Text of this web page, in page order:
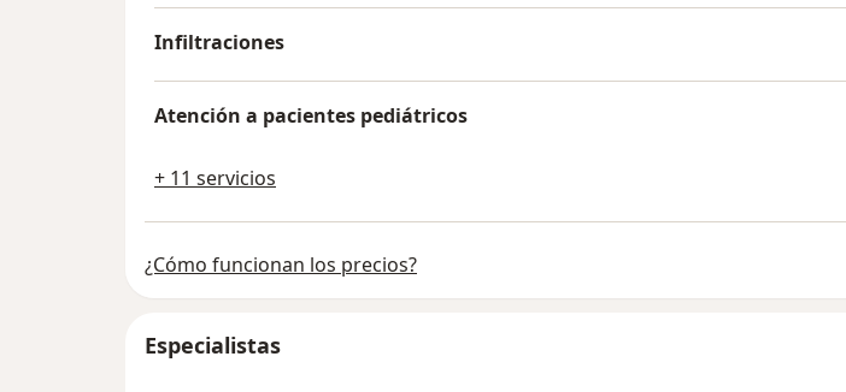
Infiltraciones
Atención a pacientes pediátricos
+ 11 servicios
¿Cómo funcionan los precios?
Especialistas